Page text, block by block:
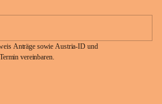
Anträge sowie Austria-ID und
vereinbaren.